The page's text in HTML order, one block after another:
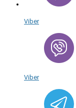
Viber
Viber